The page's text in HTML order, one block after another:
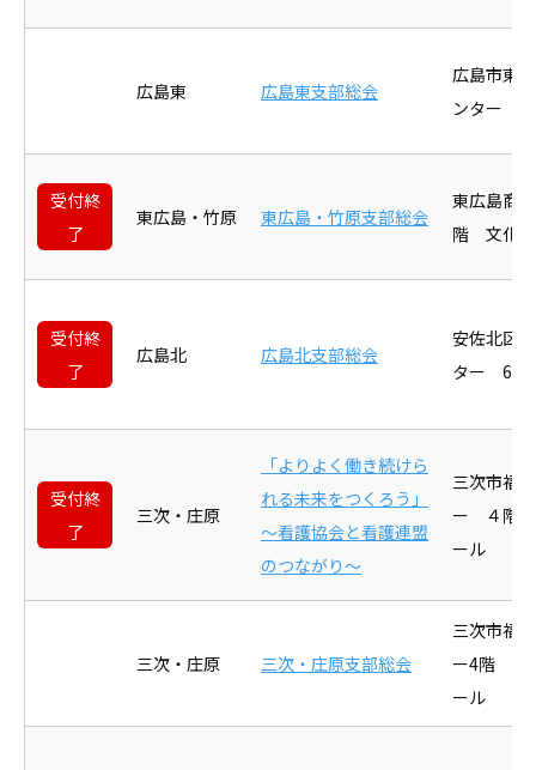
広島東 広島東支部総会
広島市東
ンター 3
受付終
了
東広島・竹原 東広島・竹原支部総会
東広島商
階 文化
受付終
了
広島北 広島北支部総会
安佐北区
ター 6階
受付終
了
三次・庄原
「よりよく働き続けら
れる未来をつくろう」
～看護協会と看護連盟
のつながり～
三次市福
ー ４階
ール
三次・庄原 三次・庄原支部総会
三次市福
ー4階
ール